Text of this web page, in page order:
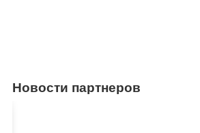
Новости партнеров